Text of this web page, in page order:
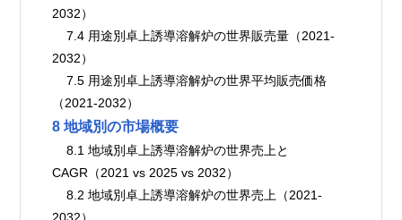
2032）
    7.4 用途別卓上誘導溶解炉の世界販売量（2021-
2032）
    7.5 用途別卓上誘導溶解炉の世界平均販売価格
（2021-2032）
8 地域別の市場概要
    8.1 地域別卓上誘導溶解炉の世界売上と
CAGR（2021 vs 2025 vs 2032）
    8.2 地域別卓上誘導溶解炉の世界売上（2021-
2032）